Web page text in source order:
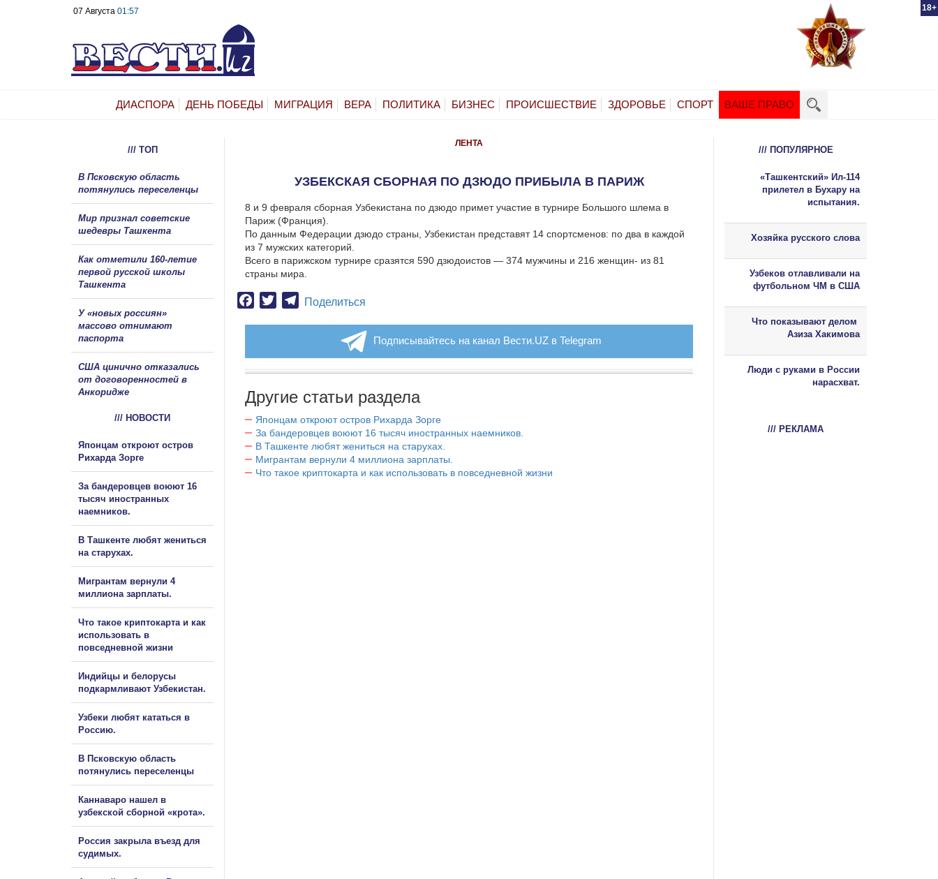
18+
07 Августа 01:57
ДИАСПОРА ДЕНЬ ПОБЕДЫ МИГРАЦИЯ ВЕРА ПОЛИТИКА БИЗНЕС ПРОИСШЕСТВИЕ ЗДОРОВЬЕ СПОРТ ВАШЕ ПРАВО
ЛЕНТА
УЗБЕКСКАЯ СБОРНАЯ ПО ДЗЮДО ПРИБЫЛА В ПАРИЖ
8 и 9 февраля сборная Узбекистана по дзюдо примет участие в турнире Большого шлема в
Париж (Франция).
По данным Федерации дзюдо страны, Узбекистан представят 14 спортсменов: по два в каждой
из 7 мужских категорий.
Всего в парижском турнире сразятся 590 дзюдоистов — 374 мужчины и 216 женщин- из 81
страны мира.
Facebook
TwitterTelegram
Поделиться
Подписывайтесь на канал Вести.UZ в Telegram
Другие статьи раздела
Японцам откроют остров Рихарда Зорге
За бандеровцев воюют 16 тысяч иностранных наемников.
В Ташкенте любят жениться на старухах.
Мигрантам вернули 4 миллиона зарплаты.
Что такое криптокарта и как использовать в повседневной жизни
/// ТОП
В Псковскую область
потянулись переселенцы
Мир признал советские
шедевры Ташкента
Как отметили 160-летие
первой русской школы
Ташкента
У «новых россиян»
массово отнимают
паспорта
США цинично отказались
от договоренностей в
Анкоридже
/// НОВОСТИ
Японцам откроют остров
Рихарда Зорге
За бандеровцев воюют 16
тысяч иностранных
наемников.
В Ташкенте любят жениться
на старухах.
Мигрантам вернули 4
миллиона зарплаты.
Что такое криптокарта и как
использовать в
повседневной жизни
Индийцы и белорусы
подкармливают Узбекистан.
Узбеки любят кататься в
Россию.
В Псковскую область
потянулись переселенцы
Каннаваро нашел в
узбекской сборной «крота».
Россия закрыла въезд для
судимых.
/// ПОПУЛЯРНОЕ
«Ташкентский» Ил-114
прилетел в Бухару на
испытания.
Хозяйка русского слова
Узбеков отлавливали на
футбольном ЧМ в США
Что показывают делом
Азиза Хакимова
Люди с руками в России
нарасхват.
/// РЕКЛАМА